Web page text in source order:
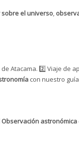
el universo,
Atacama. 2️⃣ Viaje de
con nuestro
Observación astronómica